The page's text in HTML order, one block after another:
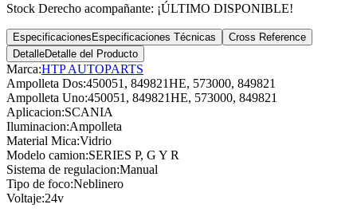
Stock Derecho acompañante: ¡ÚLTIMO DISPONIBLE!
Especificaciones Especificaciones Técnicas
Cross Reference
DetalleDetalle del Producto
Marca:HTP AUTOPARTS
Ampolleta Dos:450051, 849821HE, 573000, 849821
Ampolleta Uno:450051, 849821HE, 573000, 849821
Aplicacion:SCANIA
Iluminacion:Ampolleta
Material Mica:Vidrio
Modelo camion:SERIES P, G Y R
Sistema de regulacion:Manual
Tipo de foco:Neblinero
Voltaje:24v